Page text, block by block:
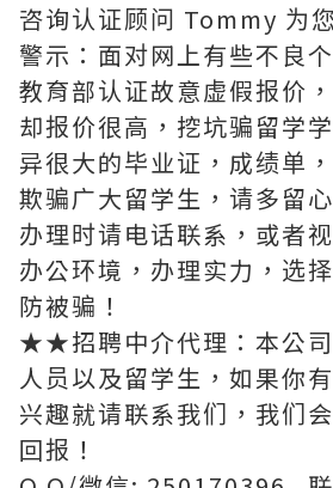
咨询认证顾问 Tommy 为
警示：面对网上有些不良
教育部认证故意虚假报价
却报价很高，挖坑骗留学
异很大的毕业证，成绩单
欺骗广大留学生，请多留心
办理时请电话联系，或者
办公环境，办理实力，选
防被骗！
★★招聘中介代理：本公
人员以及留学生，如果你
兴趣就请联系我们，我们
回报！